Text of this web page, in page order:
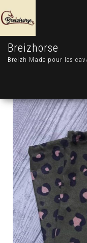
Breizhorse
Breizh Made pour les